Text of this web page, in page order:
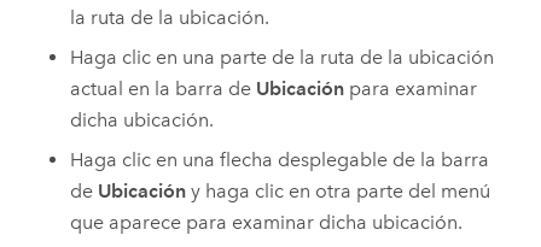
la ruta de la ubicación.
Haga clic en una parte de la ruta de la ubicación
actual en la barra de Ubicación para examinar
dicha ubicación.
Haga clic en una flecha desplegable de la barra
de Ubicación y haga clic en otra parte del menú
que aparece para examinar dicha ubicación.